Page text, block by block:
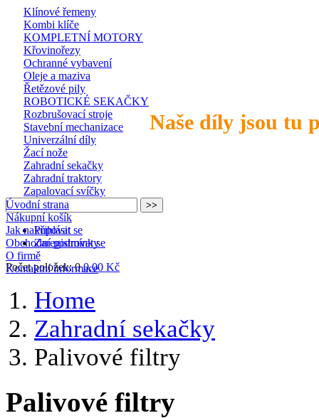
Naše díly jsou tu
Klínové řemeny
Kombi klíče
KOMPLETNÍ MOTORY
Křovinořezy
Ochranné vybavení
Oleje a maziva
Řetězové pily
ROBOTICKÉ SEKAČKY
Rozbrušovací stroje
Stavební mechanizace
Univerzální díly
Žací nože
Zahradní sekačky
Zahradní traktory
Zapalovací svíčky
Přihlásit se
Zaregistrovat se
Počet položek: 0 0,00 Kč
Úvodní strana
Nákupní košík
Jak nakupovat
Obchodní podmínky
O firmě
Kontaktní informace
Home
Zahradní sekačky
Palivové filtry
Palivové filtry